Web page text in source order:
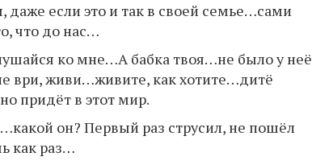
если это и так в своей семье…сами
что до нас…
ко мне…А бабка твоя…не было у неё
ври, живи…живите, как хотите…дитё
придёт в этот мир.
он? Первый раз струсил, не пошёл
как раз…